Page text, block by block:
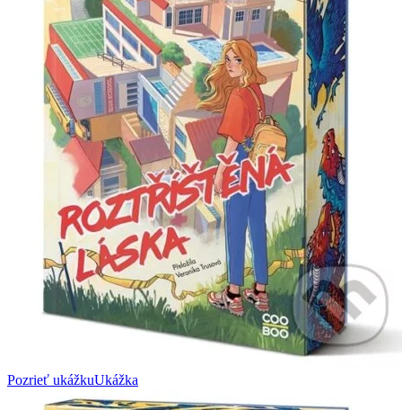
Pozrieť ukážkuUkážka